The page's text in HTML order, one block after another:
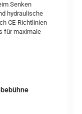
Senken
hydraulische
CE-Richtlinien
für maximale